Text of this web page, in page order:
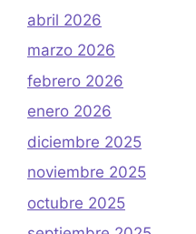
abril 2026
marzo 2026
febrero 2026
enero 2026
diciembre 2025
noviembre 2025
octubre 2025